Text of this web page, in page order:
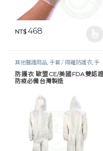
NT$468
此產品有多種款式。 可在產
其他醫護用品, 手套 / 隔離防護衣,手
套及防護衣,照護耗材,生活保健,醫護
器材,防疫物資,防護衣 / 面罩
防護衣 歐盟CE/美國FDA雙認證
防疫必備 台灣製造